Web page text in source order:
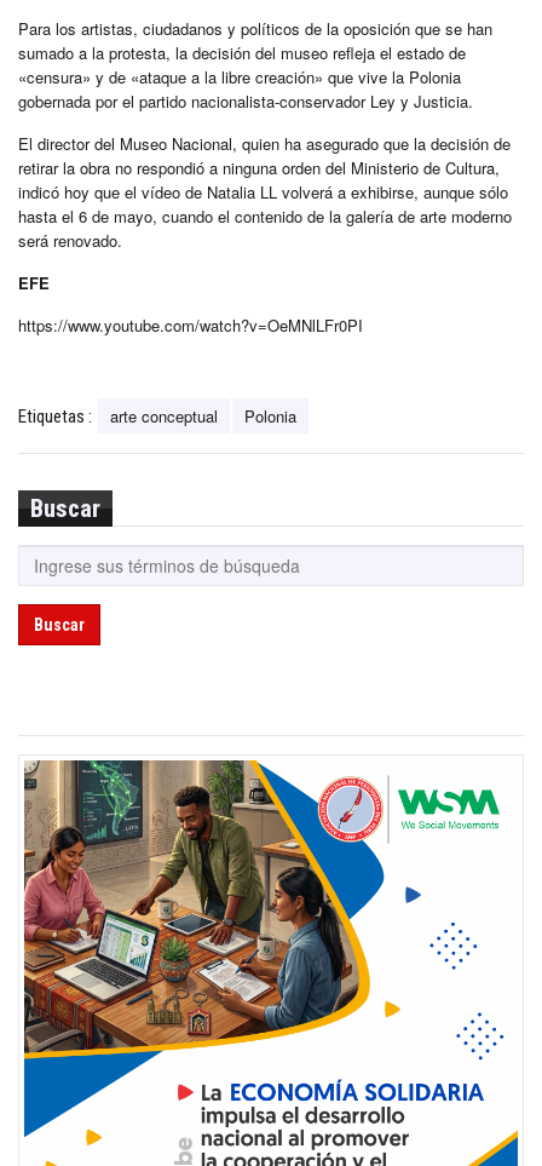
Para los artistas, ciudadanos y políticos de la oposición que se han
sumado a la protesta, la decisión del museo refleja el estado de
«censura» y de «ataque a la libre creación» que vive la Polonia
gobernada por el partido nacionalista-conservador Ley y Justicia.
El director del Museo Nacional, quien ha asegurado que la decisión de
retirar la obra no respondió a ninguna orden del Ministerio de Cultura,
indicó hoy que el vídeo de Natalia LL volverá a exhibirse, aunque sólo
hasta el 6 de mayo, cuando el contenido de la galería de arte moderno
será renovado.
EFE
https://www.youtube.com/watch?v=OeMNlLFr0PI
Etiquetas : arte conceptual Polonia
Buscar
Buscar